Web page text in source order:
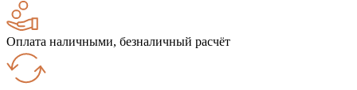
Оплата наличными, безналичный расчёт